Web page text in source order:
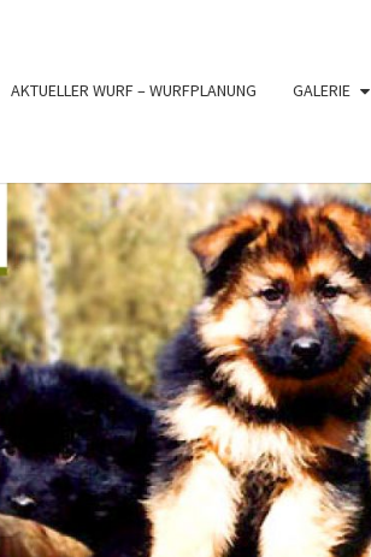
AKTUELLER WURF – WURFPLANUNG GALERIE